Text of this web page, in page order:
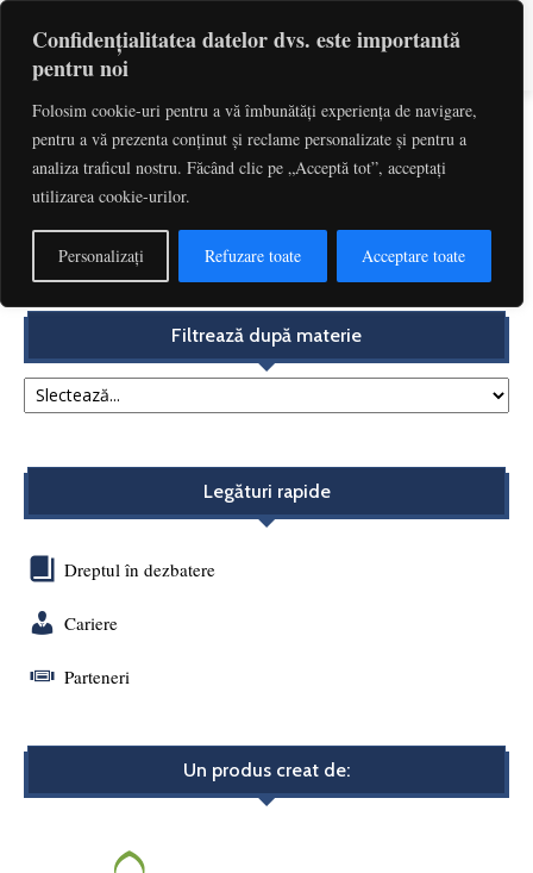
Confidențialitatea datelor dvs. este importantă
pentru noi
Folosim cookie-uri pentru a vă îmbunătăți experiența de navigare,
pentru a vă prezenta conținut și reclame personalizate și pentru a
analiza traficul nostru. Făcând clic pe „Acceptă tot”, acceptați
utilizarea cookie-urilor.
Personalizați Refuzare toate Acceptare toate
Etichetă: Norma De Drept Substantial
Aplicarea în timp a normelor privind clauzele abuzive.
Acțiunea în încetarea utilizării clauzelor abuzive...
Redactia - decembrie 4, 2017
Filtrează după materie
Legături rapide
Dreptul în dezbatere
Cariere
Parteneri
Un produs creat de: